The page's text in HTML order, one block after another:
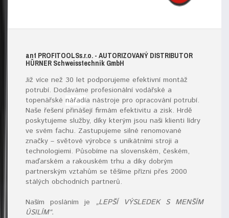
ant PROFITOOLSs.r.o. - AUTORIZOVANÝ DISTRIBUTOR
HÜRNER Schweisstechnik GmbH
Již více než 30 let podporujeme efektivní montáž
potrubí. Dodáváme profesionální vodářské a
topenářské nářadía nástroje pro opracování potrubí.
Naše řešení přinášejí firmám efektivitu a zisk. Hrdě
poskytujeme služby, díky kterým jsou naši klienti lídry
ve svém fachu. Zastupujeme silné renomované
značky – světové výrobce s unikátními stroji a
technologiemi. Působíme na slovenském, českém,
maďarském a rakouském trhu a díky dobrým
partnerským vztahům se těšíme přízni přes 2000
stálých obchodních partnerů.
Naším posláním je „LEPŠÍ VÝSLEDEK S MENŠÍM
ÚSILÍM“.